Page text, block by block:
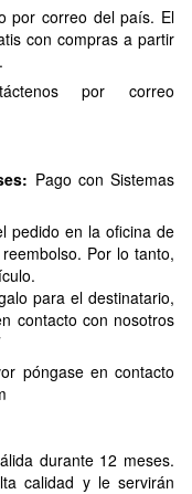
por correo del país. El
con compras a partir
por correo
Pago con Sistemas
pedido en la oficina de
Por lo tanto,
para el destinatario,
contacto con nosotros
póngase en contacto
durante 12 meses.
calidad y le servirán